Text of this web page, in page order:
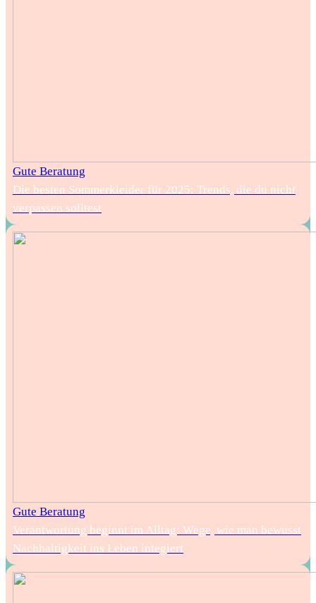
Gute Beratung
Die besten Sommerkleider für 2025: Trends, die du nicht
verpassen solltest
Gute Beratung
Verantwortung beginnt im Alltag: Wege, wie man bewusst
Nachhaltigkeit ins Leben integiert